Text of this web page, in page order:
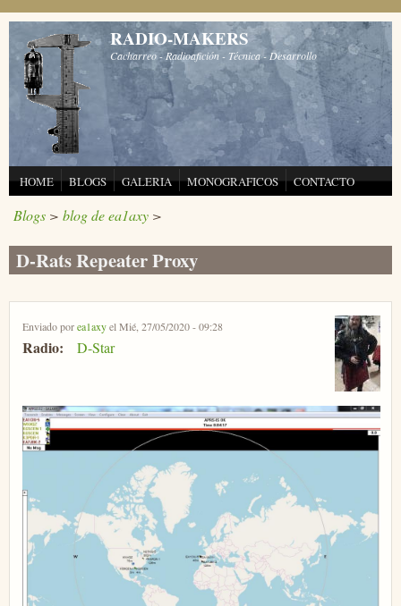
Pasar al contenido principal
RADIO-MAKERS
Cacharreo - Radioafición - Técnica - Desarrollo
HOME BLOGS GALERIA MONOGRAFICOS CONTACTO
Blogs > blog de ea1axy >
D-Rats Repeater Proxy
Enviado porea1axyel Mié, 27/05/2020 - 09:28
Radio: D-Star